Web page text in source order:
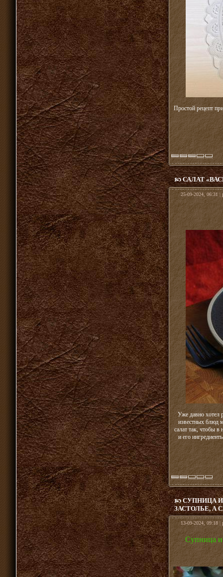
Простой рецепт
САЛАТ
25-09-2024, 06:31 |
Уже давно хотел
известных блюд
салат так, чтобы в
и его
СУПНИЦА
ЗАСТОЛЬЕ, А
13-09-2024, 09:18 |
Супница и